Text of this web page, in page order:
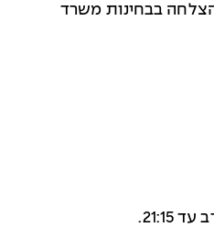
בבחינות משרד